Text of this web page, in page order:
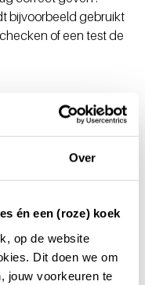
Over
én een (roze) koek
op de website
Dit doen we om
jouw voorkeuren te
bijvoorbeeld gebruikt
of een test de